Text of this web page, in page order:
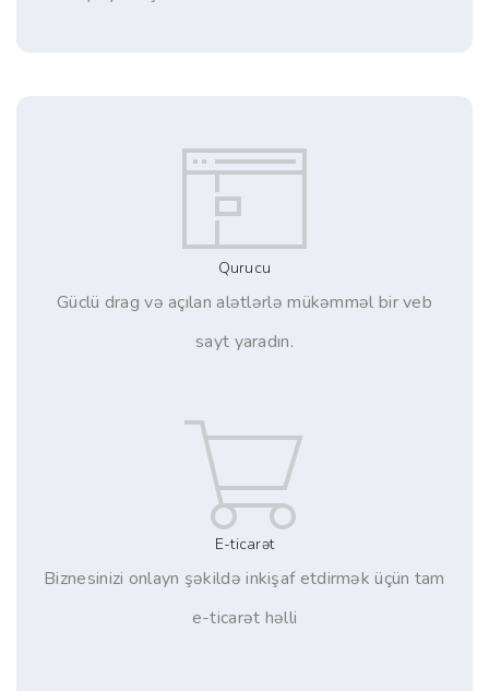
Qurucu
Güclü drag və açılan alətlərlə mükəmməl bir veb
sayt yaradın.
E-ticarət
Biznesinizi onlayn şəkildə inkişaf etdirmək üçün tam
e-ticarət həlli